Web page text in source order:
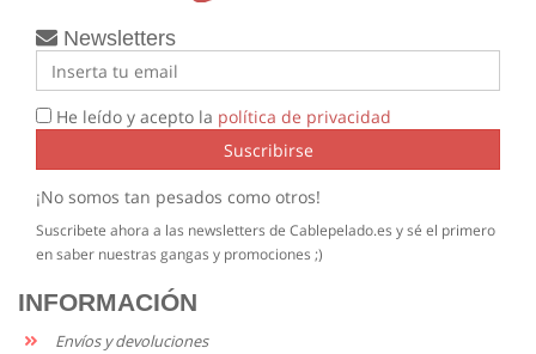
Newsletters
He leído y acepto la política de privacidad
Suscribirse
¡No somos tan pesados como otros!
Suscribete ahora a las newsletters de Cablepelado.es y sé el primero
en saber nuestras gangas y promociones ;)
INFORMACIÓN
Envíos y devoluciones